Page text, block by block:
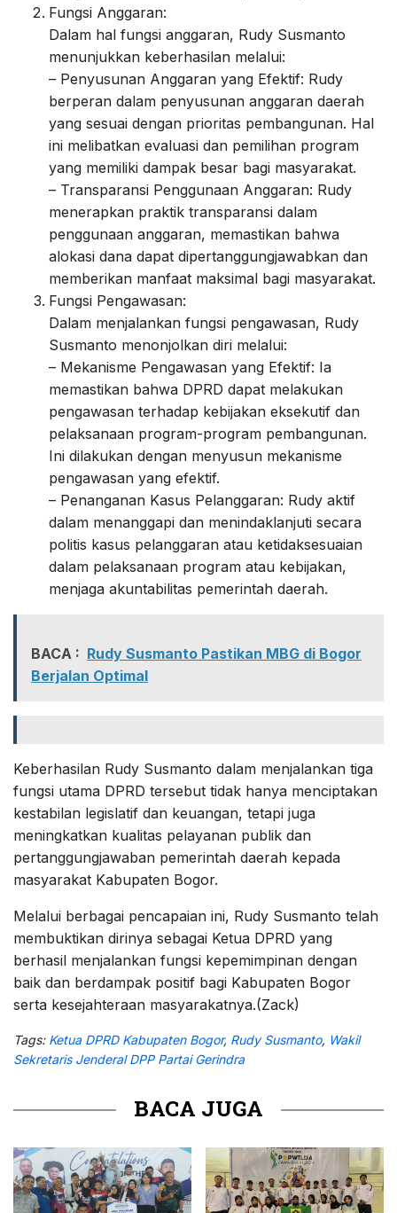
Fungsi Anggaran:
Dalam hal fungsi anggaran, Rudy Susmanto
menunjukkan keberhasilan melalui:
– Penyusunan Anggaran yang Efektif: Rudy
berperan dalam penyusunan anggaran daerah
yang sesuai dengan prioritas pembangunan. Hal
ini melibatkan evaluasi dan pemilihan program
yang memiliki dampak besar bagi masyarakat.
– Transparansi Penggunaan Anggaran: Rudy
menerapkan praktik transparansi dalam
penggunaan anggaran, memastikan bahwa
alokasi dana dapat dipertanggungjawabkan dan
memberikan manfaat maksimal bagi masyarakat.
Fungsi Pengawasan:
Dalam menjalankan fungsi pengawasan, Rudy
Susmanto menonjolkan diri melalui:
– Mekanisme Pengawasan yang Efektif: Ia
memastikan bahwa DPRD dapat melakukan
pengawasan terhadap kebijakan eksekutif dan
pelaksanaan program-program pembangunan.
Ini dilakukan dengan menyusun mekanisme
pengawasan yang efektif.
– Penanganan Kasus Pelanggaran: Rudy aktif
dalam menanggapi dan menindaklanjuti secara
politis kasus pelanggaran atau ketidaksesuaian
dalam pelaksanaan program atau kebijakan,
menjaga akuntabilitas pemerintah daerah.
BACA : Rudy Susmanto Pastikan MBG di Bogor
Berjalan Optimal
Keberhasilan Rudy Susmanto dalam menjalankan tiga
fungsi utama DPRD tersebut tidak hanya menciptakan
kestabilan legislatif dan keuangan, tetapi juga
meningkatkan kualitas pelayanan publik dan
pertanggungjawaban pemerintah daerah kepada
masyarakat Kabupaten Bogor.
Melalui berbagai pencapaian ini, Rudy Susmanto telah
membuktikan dirinya sebagai Ketua DPRD yang
berhasil menjalankan fungsi kepemimpinan dengan
baik dan berdampak positif bagi Kabupaten Bogor
serta kesejahteraan masyarakatnya.(Zack)
Tags: Ketua DPRD Kabupaten Bogor, Rudy Susmanto, Wakil
Sekretaris Jenderal DPP Partai Gerindra
BACA JUGA